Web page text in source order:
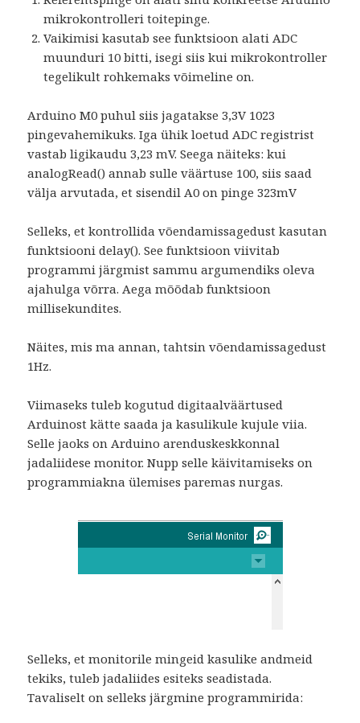
mikrokontrolleri toitepinge.
Vaikimisi kasutab see funktsioon alati ADC
muunduri 10 bitti, isegi siis kui mikrokontroller
tegelikult rohkemaks võimeline on.
Arduino M0 puhul siis jagatakse 3,3V 1023
pingevahemikuks. Iga ühik loetud ADC registrist
vastab ligikaudu 3,23 mV. Seega näiteks: kui
analogRead() annab sulle väärtuse 100, siis saad
välja arvutada, et sisendil A0 on pinge 323mV
Selleks, et kontrollida võendamissagedust kasutan
funktsiooni delay(). See funktsioon viivitab
programmi järgmist sammu argumendiks oleva
ajahulga võrra. Aega mõõdab funktsioon
millisekundites.
Näites, mis ma annan, tahtsin võendamissagedust
1Hz.
Viimaseks tuleb kogutud digitaalväärtused
Arduinost kätte saada ja kasulikule kujule viia.
Selle jaoks on Arduino arenduskeskkonnal
jadaliidese monitor. Nupp selle käivitamiseks on
programmiakna ülemises paremas nurgas.
Selleks, et monitorile mingeid kasulike andmeid
tekiks, tuleb jadaliides esiteks seadistada.
Tavaliselt on selleks järgmine programmirida: